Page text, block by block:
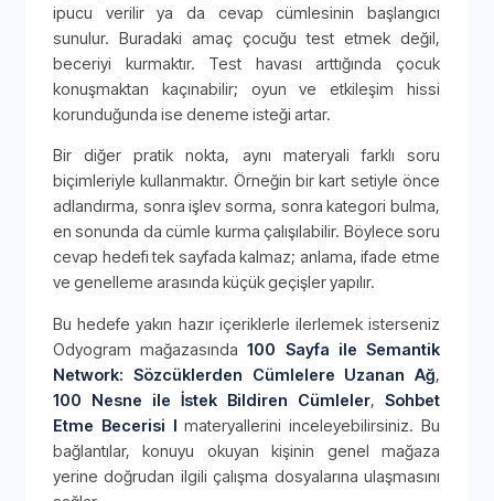
ipucu verilir ya da cevap cümlesinin başlangıcı
sunulur. Buradaki amaç çocuğu test etmek değil,
beceriyi kurmaktır. Test havası arttığında çocuk
konuşmaktan kaçınabilir; oyun ve etkileşim hissi
korunduğunda ise deneme isteği artar.
Bir diğer pratik nokta, aynı materyali farklı soru
biçimleriyle kullanmaktır. Örneğin bir kart setiyle önce
adlandırma, sonra işlev sorma, sonra kategori bulma,
en sonunda da cümle kurma çalışılabilir. Böylece soru
cevap hedefi tek sayfada kalmaz; anlama, ifade etme
ve genelleme arasında küçük geçişler yapılır.
Bu hedefe yakın hazır içeriklerle ilerlemek isterseniz
Odyogram mağazasında100 Sayfa ile Semantik
Network: Sözcüklerden Cümlelere Uzanan Ağ,
100 Nesne ile İstek Bildiren Cümleler, Sohbet
Etme Becerisi I materyallerini inceleyebilirsiniz. Bu
bağlantılar, konuyu okuyan kişinin genel mağaza
yerine doğrudan ilgili çalışma dosyalarına ulaşmasını